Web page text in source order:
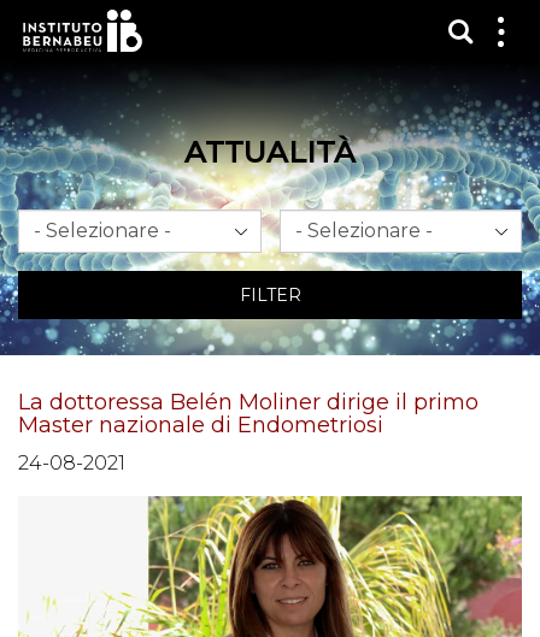
ATTUALITÀ
Mese Anno
FILTER
La dottoressa Belén Moliner dirige il primo
Master nazionale di Endometriosi
24-08-2021